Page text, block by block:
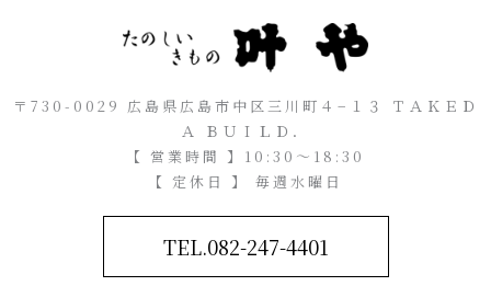
〒730-0029 広島県広島市中区三川町４−１３ ＴＡＫＥＤ
Ａ ＢＵＩＬＤ．
【 営業時間 】10:30～18:30
【 定休日 】 毎週水曜日
TEL.082-247-4401